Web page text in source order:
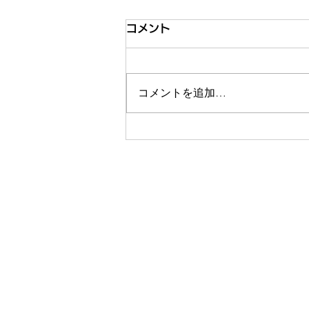
【第3回 こども×Tech東北】
コメント
コメントを追加…